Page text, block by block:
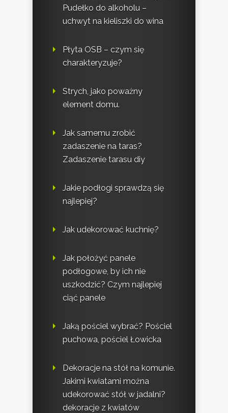
Pudełko do alkoholu –
uchwyt na kieliszki do wina
Płyta OSB – czym się
charakteryzuje?
Strych, jako poważny
element domu.
Jak samemu zrobić
zadaszenie na taras?
Zadaszenie tarasu diy
Jakie podłogi sprawdzą się
najlepiej?
Jak udekorować kuchnię?
Jak położyć panele
podłogowe, by ich nie
uszkodzić? Czym najlepiej
ciąć panele
Jaką pościel wybrać? Pościel
puchowa, pościel Łowicka
Dekoracje na stół na komunie.
Jakimi kwiatami można
udekorować stół w jadalni?
dekoracje z kwiatów